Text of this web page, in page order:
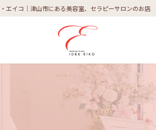
エイコ｜津山市にある美容室、セラピーサロンのお店